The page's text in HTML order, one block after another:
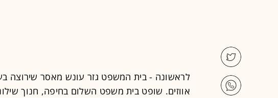
לראשונה - בית המשפט גזר עונש מאסר שירוצה